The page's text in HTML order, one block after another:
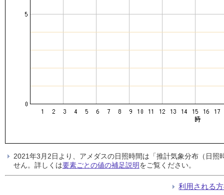
2021年3月2日より、アメダスの日照時間は「推計気象分布（日
せん。詳しくは要素ごとの値の補足説明をご覧ください。
利用される